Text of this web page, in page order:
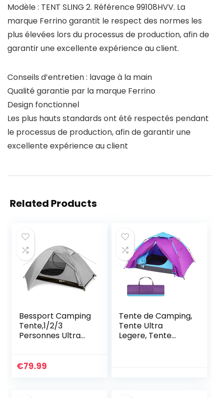
Modèle : TENT SLING 2. Référence 99108HVV. La
marque Ferrino garantit le respect des normes les
plus élevées lors du processus de production, afin de
garantir une excellente expérience au client.
Conseils d’entretien : lavage à la main
Qualité garantie par la marque Ferrino
Design fonctionnel
Les plus hauts standards ont été respectés pendant
le processus de production, afin de garantir une
excellente expérience au client
Related Products
Bessport Camping
Tente,1/2/3
Personnes Ultra
Tentes Dôme
€79.99
Tente de Camping,
Tente Ultra
Legere, Tente